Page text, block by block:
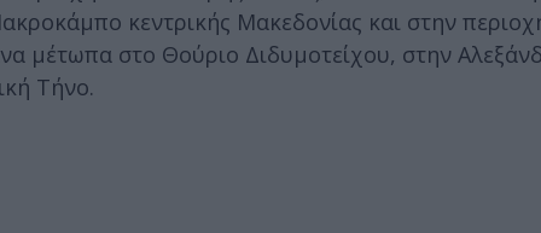
κεντρικής Μακεδονίας και στην
μέτωπα στο Θούριο Διδυμοτείχου, στην
Τήνο.